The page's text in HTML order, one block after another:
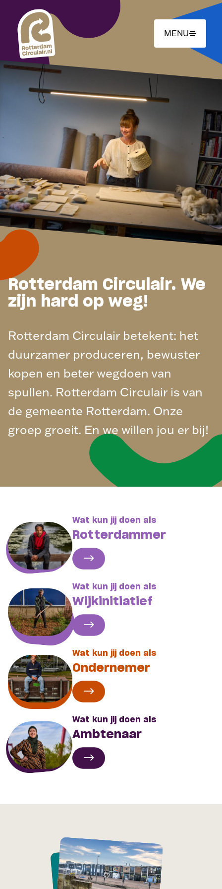
hoofdinhoud
MENU
Rotterdam Circulair. We
zijn hard op weg!
Rotterdam Circulair betekent: het
duurzamer produceren, bewuster
kopen en beter wegdoen van
spullen. Rotterdam Circulair is van
de gemeente Rotterdam. Onze
groep groeit. En we willen jou er bij!
Wat kun jij doen als
Rotterdammer
ga naar Rotterdammer
Wat kun jij doen als
Wijkinitiatief
ga naar Wijkinitiatief
Wat kun jij doen als
Ondernemer
ga naar Ondernemer
Wat kun jij doen als
Ambtenaar
ga naar Ambtenaar